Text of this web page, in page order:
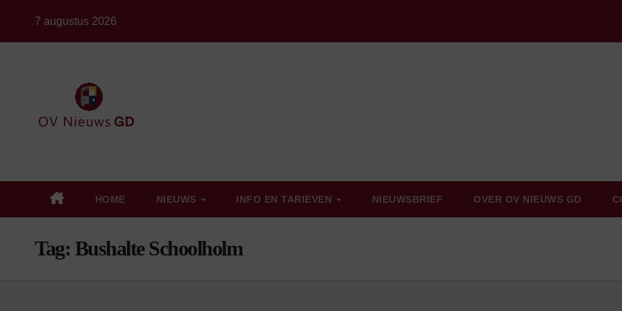
7 augustus 2026
HOME NIEUWS INFO EN TARIEVEN NIEUWSBRIEF OVER OV NIEUWS GD
Tag: Bushalte Schoolholm